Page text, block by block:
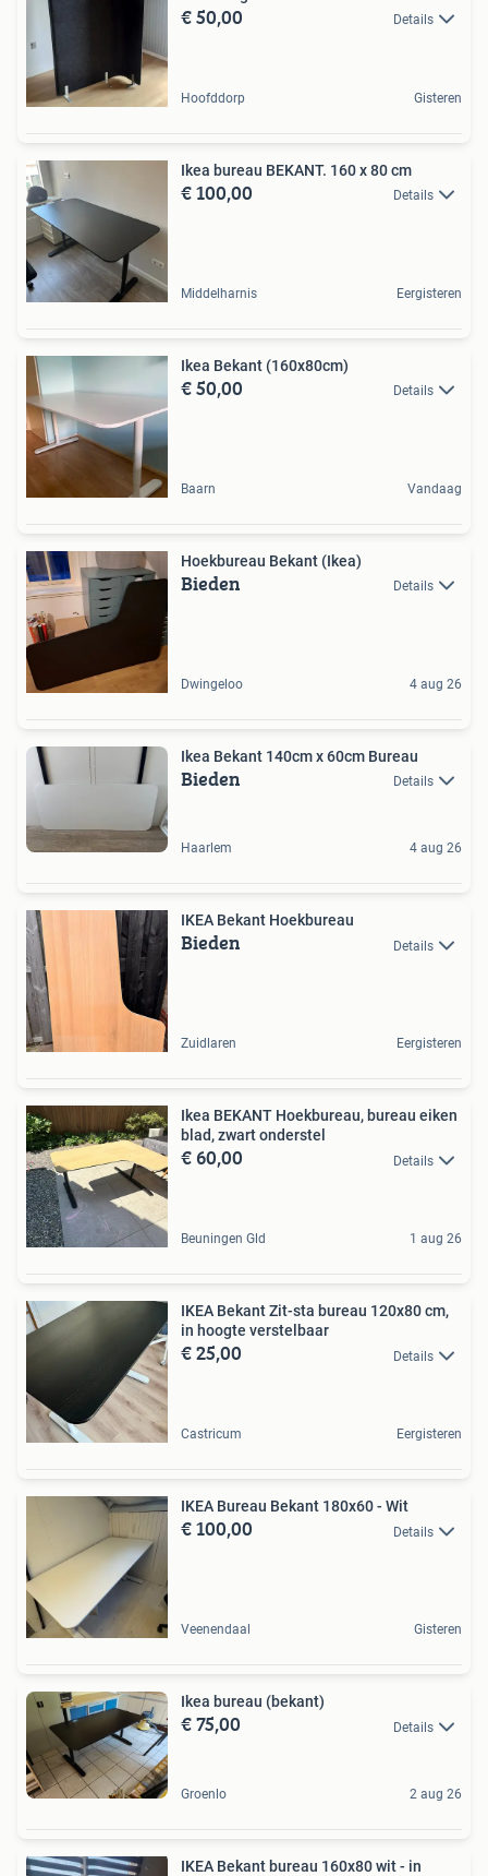
€ 50,00 Details
Hoofddorp Gisteren
Ikea bureau BEKANT. 160 x 80 cm
€ 100,00 Details
Middelharnis Eergisteren
Ikea Bekant (160x80cm)
€ 50,00 Details
Baarn Vandaag
Hoekbureau Bekant (Ikea)
Bieden Details
Dwingeloo 4 aug 26
Ikea Bekant 140cm x 60cm Bureau
Bieden Details
Haarlem 4 aug 26
IKEA Bekant Hoekbureau
Bieden Details
Zuidlaren Eergisteren
Ikea BEKANT Hoekbureau, bureau eiken
blad, zwart onderstel
€ 60,00 Details
Beuningen Gld 1 aug 26
IKEA Bekant Zit-sta bureau 120x80 cm,
in hoogte verstelbaar
€ 25,00 Details
Castricum Eergisteren
IKEA Bureau Bekant 180x60 - Wit
€ 100,00 Details
Veenendaal Gisteren
Ikea bureau (bekant)
€ 75,00 Details
Groenlo 2 aug 26
IKEA Bekant bureau 160x80 wit - in